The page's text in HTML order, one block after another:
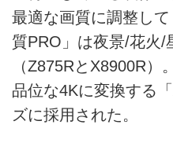
最適な画質に調整し
質PRO」は夜景/花火/
（Z875RとX8900R
品位な4Kに変換する
ズに採用された。